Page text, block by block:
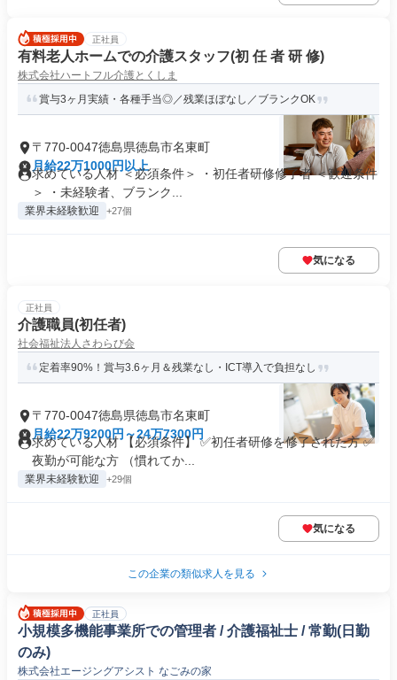
正社員
有料老人ホームでの介護スタッフ(初 任 者 研 修)
株式会社ハートフル介護とくしま
賞与3ヶ月実績・各種手当◎／残業ほぼなし／ブランクOK
〒770-0047徳島県徳島市名東町
月給22万1000円以上
求めている人材 ＜必須条件＞ ・初任者研修修了者 ＜歓迎条件
＞ ・未経験者、ブランク...
業界未経験歓迎 +27個
気になる
正社員
介護職員(初任者)
社会福祉法人さわらび会
定着率90%！賞与3.6ヶ月＆残業なし・ICT導入で負担なし
〒770-0047徳島県徳島市名東町
月給22万9200円～24万7300円
求めている人材 【必須条件】 ✅初任者研修を修了された方 ✅
夜勤が可能な方 （慣れてか...
業界未経験歓迎 +29個
気になる
この企業の類似求人を見る
正社員
小規模多機能事業所での管理者 / 介護福祉士 / 常勤(日勤
のみ)
株式会社エージングアシスト なごみの家